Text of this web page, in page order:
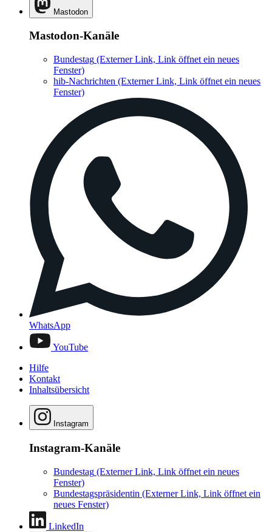
Mastodon
Mastodon-Kanäle
Bundestag (Externer Link, Link öffnet ein neues
Fenster)
hib-Nachrichten (Externer Link, Link öffnet ein neues
Fenster)
WhatsApp
YouTube
Hilfe
Kontakt
Inhaltsübersicht
Instagram
Instagram-Kanäle
Bundestag (Externer Link, Link öffnet ein neues
Fenster)
Bundestagspräsidentin (Externer Link, Link öffnet ein
neues Fenster)
LinkedIn